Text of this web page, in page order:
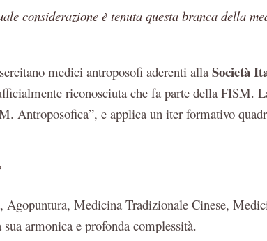
considerazione è tenuta questa branca della
medici antroposofi aderenti alla Società
riconosciuta che fa parte della FISM.
Antroposofica”, e applica un iter formativo
Agopuntura, Medicina Tradizionale Cinese,
sua armonica e profonda complessità.